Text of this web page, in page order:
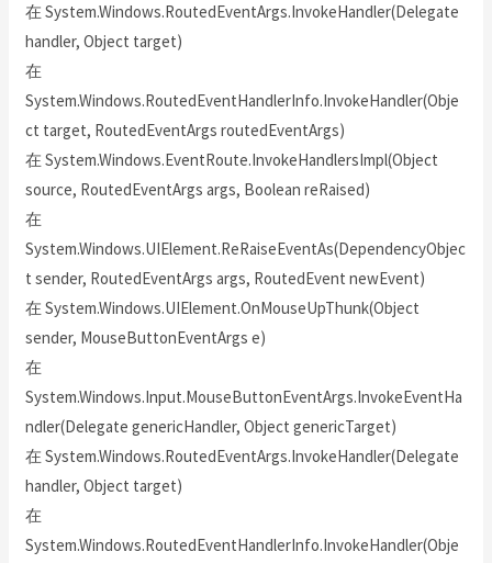
在 System.Windows.RoutedEventArgs.InvokeHandler(Delegate
handler, Object target)
在
System.Windows.RoutedEventHandlerInfo.InvokeHandler(Obje
ct target, RoutedEventArgs routedEventArgs)
在 System.Windows.EventRoute.InvokeHandlersImpl(Object
source, RoutedEventArgs args, Boolean reRaised)
在
System.Windows.UIElement.ReRaiseEventAs(DependencyObjec
t sender, RoutedEventArgs args, RoutedEvent newEvent)
在 System.Windows.UIElement.OnMouseUpThunk(Object
sender, MouseButtonEventArgs e)
在
System.Windows.Input.MouseButtonEventArgs.InvokeEventHa
ndler(Delegate genericHandler, Object genericTarget)
在 System.Windows.RoutedEventArgs.InvokeHandler(Delegate
handler, Object target)
在
System.Windows.RoutedEventHandlerInfo.InvokeHandler(Obje